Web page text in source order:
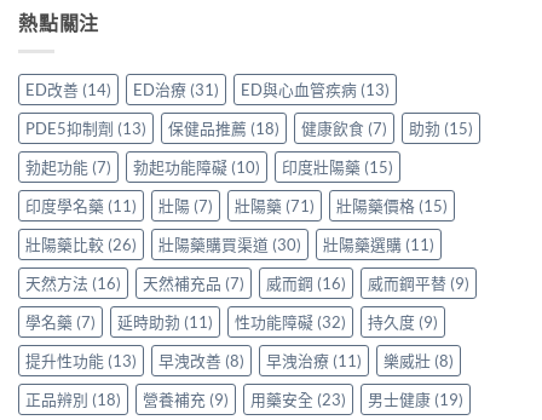
讀
的
意
事
項〉
中
香
家
真
實
使
用
心
得〉
中
VI[DK]
羅
紅
鑽〉
中
買
心？
香
港
用
家
親
身
分
享
正
貨
渠
道
與
選
購
指
壯
效
評
價：
香
港
用
家
親
身
服
用
Levitra
的
真
實
分
享〉
中
熱點關注
ED改善 (14) ED治療 (31) ED與心血管疾病 (13)
PDE5抑制劑 (13) 保健品推薦 (18) 健康飲食 (7) 助勃 (15)
勃起功能 (7) 勃起功能障礙 (10) 印度壯陽藥 (15)
印度學名藥 (11) 壯陽 (7) 壯陽藥 (71) 壯陽藥價格 (15)
壯陽藥比較 (26) 壯陽藥購買渠道 (30) 壯陽藥選購 (11)
天然方法 (16) 天然補充品 (7) 威而鋼 (16) 威而鋼平替 (9)
學名藥 (7) 延時助勃 (11) 性功能障礙 (32) 持久度 (9)
提升性功能 (13) 早洩改善 (8) 早洩治療 (11) 樂威壯 (8)
正品辨別 (18) 營養補充 (9) 用藥安全 (23) 男士健康 (19)